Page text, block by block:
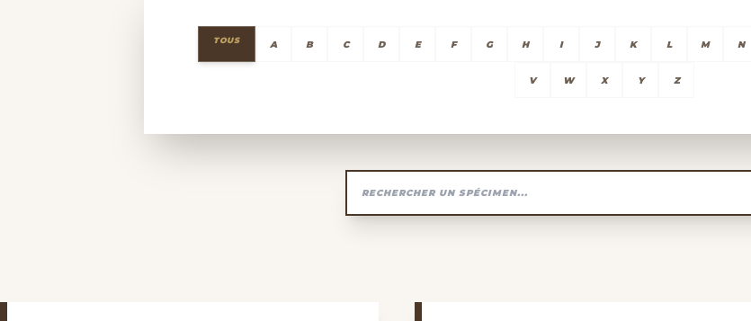
TOUS A B C D E F G H I J K L M N
V W X Y Z